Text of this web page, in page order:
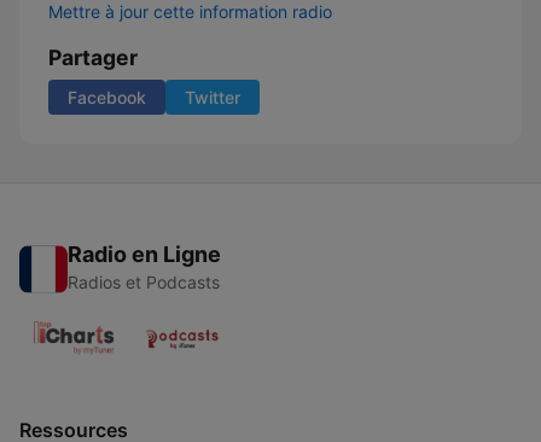
Mettre à jour cette information radio
Partager
Facebook Twitter
Radio en Ligne
Radios et Podcasts
Ressources